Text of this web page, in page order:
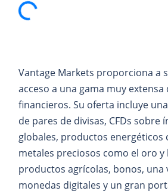
Vantage Markets proporciona a
acceso a una gama muy extensa
financieros. Su oferta incluye
de pares de divisas, CFDs sobre
globales, productos energéticos
metales preciosos como el oro y
productos agrícolas, bonos, una
monedas digitales y un gran